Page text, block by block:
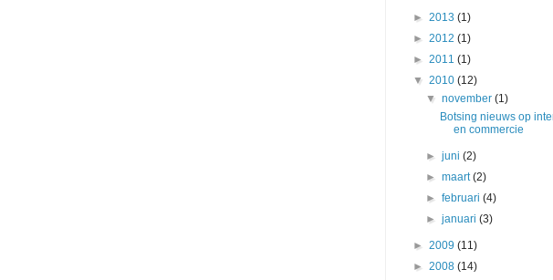
► 2013 (1)
► 2012 (1)
► 2011 (1)
▼ 2010 (12)
▼november(1)
Botsing nieuws op
en commercie
►juni(2)
►maart(2)
►februari(4)
►januari(3)
► 2009 (11)
► 2008 (14)